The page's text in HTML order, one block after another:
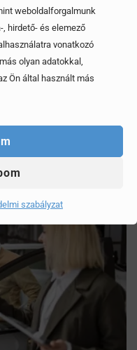
weboldalforgalmunk
hirdető- és elemező
vonatkozó
olyan adatokkal,
Ön által használt más
szabályzat
a fejünket